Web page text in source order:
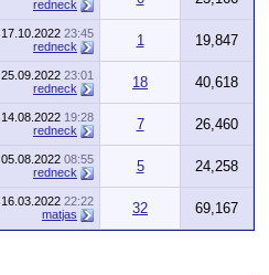
redneck
17.10.2022 23:45
redneck
1 19,847
25.09.2022 23:01
redneck
18 40,618
14.08.2022 19:28
redneck
7 26,460
05.08.2022 08:55
redneck
5 24,258
16.03.2022 22:22
matjas
32 69,167